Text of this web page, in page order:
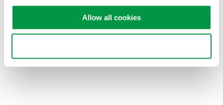
Allow all cookies